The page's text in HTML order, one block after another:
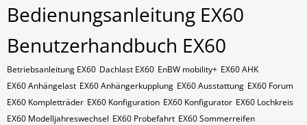
Bedienungsanleitung EX60
Benutzerhandbuch EX60
Betriebsanleitung EX60 Dachlast EX60 EnBW mobility+ EX60 AHK
EX60 Anhängelast EX60 Anhängerkupplung EX60 Ausstattung EX60 Forum
EX60 Kompletträder EX60 Konfiguration EX60 Konfigurator EX60 Lochkreis
EX60 Modelljahreswechsel EX60 Probefahrt EX60 Sommerreifen